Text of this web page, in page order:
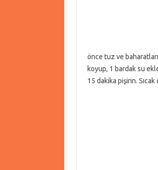
önce tuz ve
koyup, 1 bardak su
15 dakika pişirin.